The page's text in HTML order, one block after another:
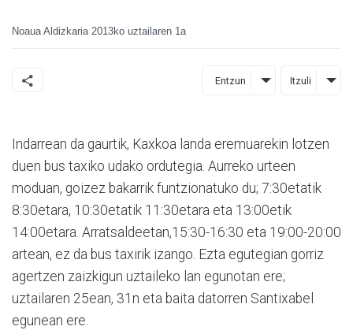
Noaua Aldizkaria 2013ko uztailaren 1a
Entzun Itzuli
Indarrean da gaurtik, Kaxkoa landa eremuarekin lotzen
duen bus taxiko udako ordutegia. Aurreko urteen
moduan, goizez bakarrik funtzionatuko du; 7:30etatik
8:30etara, 10:30etatik 11:30etara eta 13:00etik
14:00etara. Arratsaldeetan,15:30-16:30 eta 19:00-20:00
artean, ez da bus taxirik izango. Ezta egutegian gorriz
agertzen zaizkigun uztaileko lan egunotan ere;
uztailaren 25ean, 31n eta baita datorren Santixabel
egunean ere.